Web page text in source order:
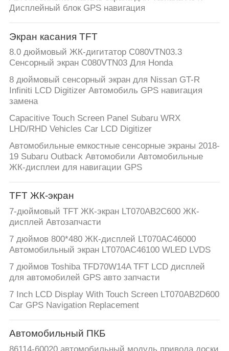
Дисплейный блок GPS навигация
Экран касания TFT
8.0 дюймовый ЖК-дигитатор C080VTN03.3
Сенсорный экран C080VTN03 Для Honda
8 дюймовый сенсорный экран для Nissan GT-R
Infiniti LCD Digitizer Автомобиль GPS навигация
замена
Capacitive Touch Screen Panel Subaru WRX
LHD/RHD Vehicles Car LCD Digitizer
Автомобильные емкостные сенсорные экраны 2018-
19 Subaru Outback Автомобили Автомобильные
ЖК-дисплеи для навигации GPS
TFT ЖК-экран
7-дюймовый TFT ЖК-экран LT070AB2C600 ЖК-
дисплей Автозапчасти
7 дюймов 800*480 ЖК-дисплей LT070AC46000
Автомобильный экран LT070AC46100 WLED LVDS
7 дюймов Toshiba TFD70W14A TFT LCD дисплей
для автомобилей GPS авто запчасти
7 Inch LCD Display With Touch Screen LT070AB2D600
Car GPS Navigation Replacement
Автомобильный ПКБ
86114-60020 автомобильный модуль привода доски